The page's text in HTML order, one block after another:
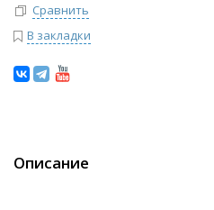
Сравнить
В закладки
Описание